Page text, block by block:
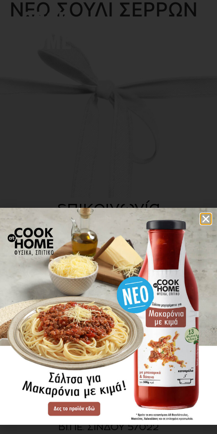
ΝΕΟ ΣΟΥΛΙ ΣΕΡΡΩΝ
επικοινωνία
πού βρίσκω τα προϊόντα
ΕΝΗΜΕΡΩΘΕΙΤΕ ΠΡΩΤΟΙ
ΓΙΑ ΤΑ ΝΕΑ ΜΑΣ
ΕΓΓΡΑΦΗ
SITE MAP
ΠΡΟΪΟΝΤΑ
ΣΥΝΤΑΓΕΣ
Η ΙΣΤΟΡΙΑ ΜΑΣ
VIDEOS
ΠΡΟΒΥΛ Α.Ε.
ΟΔΟΣ Α3
ΒΙ.ΠΕ. ΣΙΝΔΟΥ 57022